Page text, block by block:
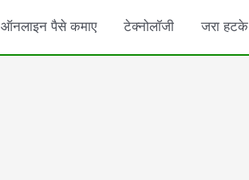
ऑनलाइन पैसे कमाए टेक्नोलॉजी जरा हटके